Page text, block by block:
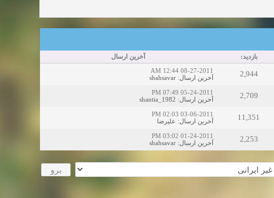
بازدید: آخرین ارسال
2,944
08-27-2011 12:44 AM
آخرین ارسال:
shahsavar
2,709
05-24-2011 07:49 PM
آخرین ارسال:
shantia_1982
11,351
03-06-2011 02:03 PM
آخرین ارسال: علیرضا
2,253
01-24-2011 03:02 PM
آخرین ارسال:
shahsavar